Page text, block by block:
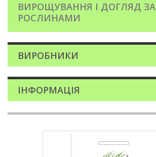
ВИРОЩУВАННЯ І ДОГЛЯД ЗА
РОСЛИНАМИ
ВИРОБНИКИ
ІНФОРМАЦІЯ